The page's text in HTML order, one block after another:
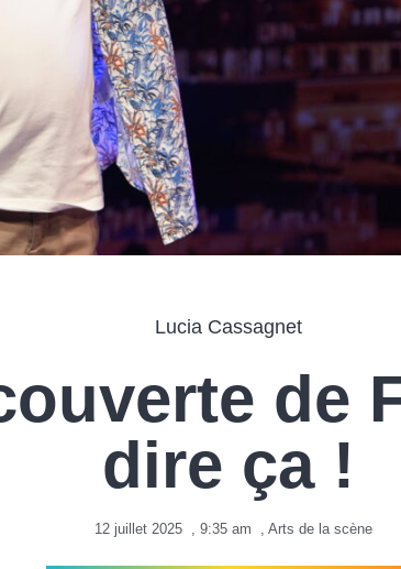
Lucia Cassagnet
de
dire ça !
12 juillet 2025 , 9:35 am , Arts de la scène